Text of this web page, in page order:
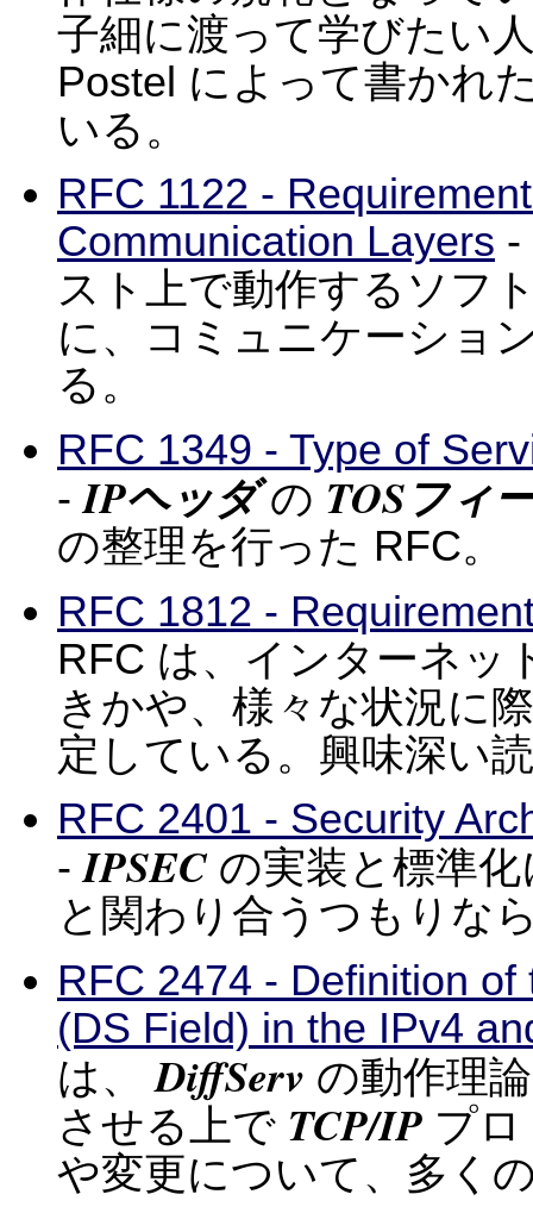
子細に渡って学びたい
Postel によって書かれ
いる。
RFC 1122 -
Communication Layers -
スト上で動作するソフ
に、コミュニケーショ
る。
RFC 1349 - Type of
-IPヘッダの TOSフィ
の整理を行った RFC。
RFC 1812 -
RFC は、インターネッ
きかや、様々な状況に
定している。興味深い
RFC 2401 - Security
-IPSECの実装と標準
と関わり合うつもりな
RFC 2474 - Definition
(DS Field) in the IPv4
は、DiffServ の動作理
させる上で TCP/IP プ
や変更について、多く